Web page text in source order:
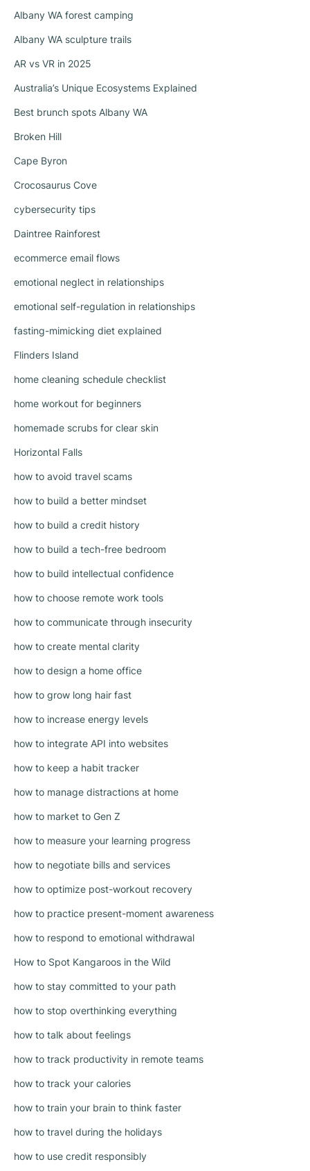
Albany WA forest camping
Albany WA sculpture trails
AR vs VR in 2025
Australia’s Unique Ecosystems Explained
Best brunch spots Albany WA
Broken Hill
Cape Byron
Crocosaurus Cove
cybersecurity tips
Daintree Rainforest
ecommerce email flows
emotional neglect in relationships
emotional self-regulation in relationships
fasting-mimicking diet explained
Flinders Island
home cleaning schedule checklist
home workout for beginners
homemade scrubs for clear skin
Horizontal Falls
how to avoid travel scams
how to build a better mindset
how to build a credit history
how to build a tech-free bedroom
how to build intellectual confidence
how to choose remote work tools
how to communicate through insecurity
how to create mental clarity
how to design a home office
how to grow long hair fast
how to increase energy levels
how to integrate API into websites
how to keep a habit tracker
how to manage distractions at home
how to market to Gen Z
how to measure your learning progress
how to negotiate bills and services
how to optimize post-workout recovery
how to practice present-moment awareness
how to respond to emotional withdrawal
How to Spot Kangaroos in the Wild
how to stay committed to your path
how to stop overthinking everything
how to talk about feelings
how to track productivity in remote teams
how to track your calories
how to train your brain to think faster
how to travel during the holidays
how to use credit responsibly